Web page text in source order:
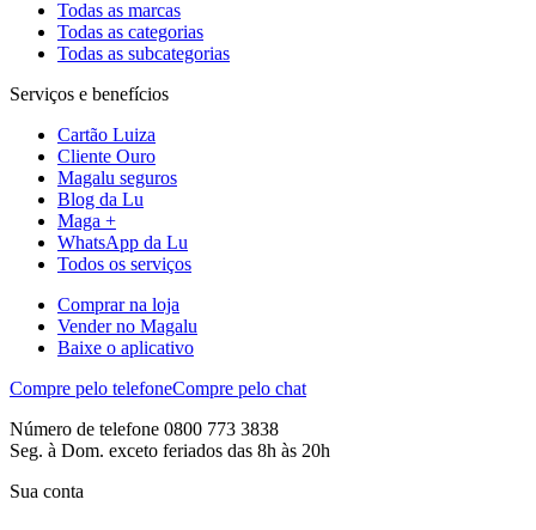
Todas as marcas
Todas as categorias
Todas as subcategorias
Serviços e benefícios
Cartão Luiza
Cliente Ouro
Magalu seguros
Blog da Lu
Maga +
WhatsApp da Lu
Todos os serviços
Comprar na loja
Vender no Magalu
Baixe o aplicativo
Compre pelo telefoneCompre pelo chat
Número de telefone 0800 773 3838
Seg. à Dom. exceto feriados das 8h às 20h
Sua conta